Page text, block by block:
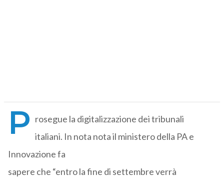
P rosegue la digitalizzazione dei tribunali
italiani. In nota nota il ministero della PA e
Innovazione fa
sapere che “entro la fine di settembre verrà